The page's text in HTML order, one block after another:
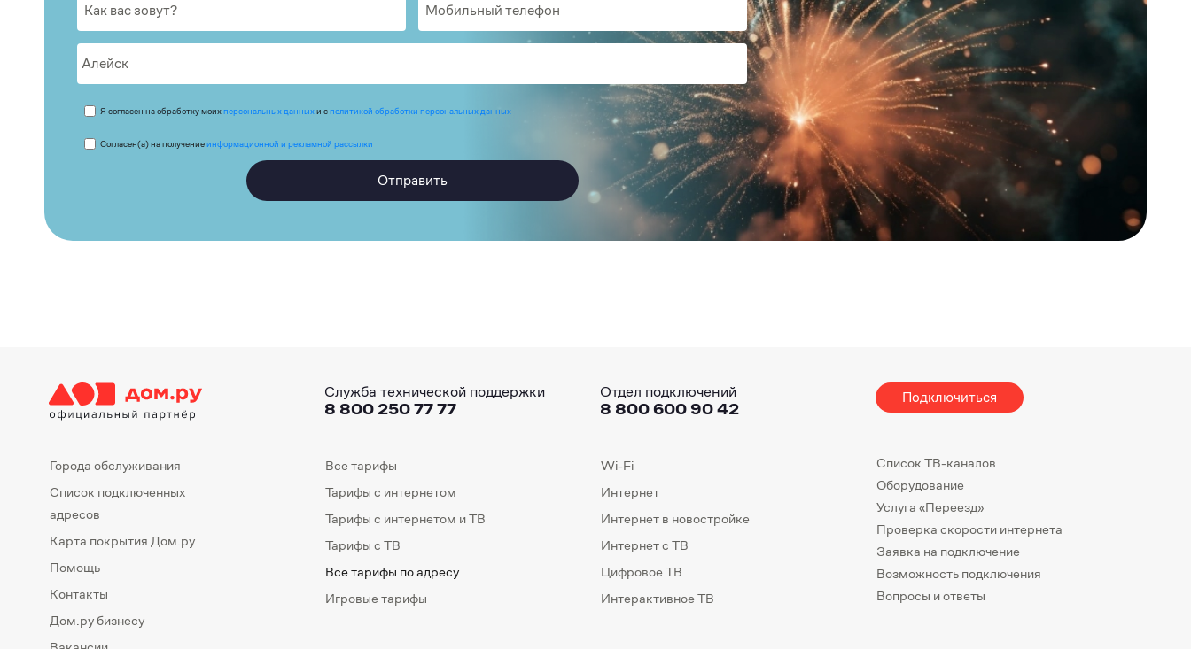
Я согласен на обработку моихперсональных данныхи сполитикой обработки персональных данных
Согласен(а) на получениеинформационной и рекламной рассылки
Отправить
Служба технической поддержки
8 800 250 77 77
Отдел подключений
8 800 600 90 42
Подключиться
Города обслуживания
Список подключенных
адресов
Карта покрытия Дом.ру
Помощь
Контакты
Дом.ру бизнесу
Все тарифы
Тарифы с интернетом
Тарифы с интернетом и ТВ
Тарифы с ТВ
Все тарифы по адресу
Игровые тарифы
Wi-Fi
Интернет
Интернет в новостройке
Интернет с ТВ
Цифровое ТВ
Интерактивное ТВ
Список ТВ-каналов
Оборудование
Услуга «Переезд»
Проверка скорости интернета
Заявка на подключение
Возможность подключения
Вопросы и ответы